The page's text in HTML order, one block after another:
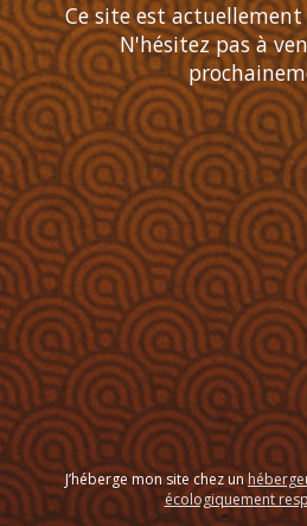
Ce site est
N'hésitez pas à
J’héberge mon site chez un
écologiquement